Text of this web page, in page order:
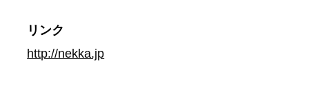
リンク
http://nekka.jp